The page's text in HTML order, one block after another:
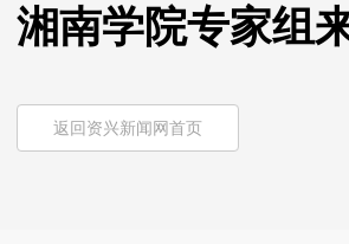
湘南学院专家组
返回资兴新闻网首页